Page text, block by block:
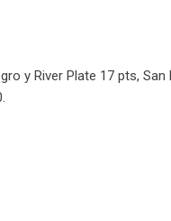
y River Plate 17 pts, San